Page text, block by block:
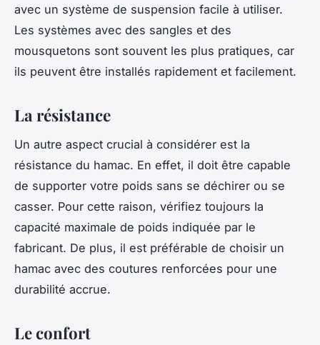
avec un système de suspension facile à utiliser.
Les systèmes avec des sangles et des
mousquetons sont souvent les plus pratiques, car
ils peuvent être installés rapidement et facilement.
La résistance
Un autre aspect crucial à considérer est la
résistance du hamac. En effet, il doit être capable
de supporter votre poids sans se déchirer ou se
casser. Pour cette raison, vérifiez toujours la
capacité maximale de poids indiquée par le
fabricant. De plus, il est préférable de choisir un
hamac avec des coutures renforcées pour une
durabilité accrue.
Le confort